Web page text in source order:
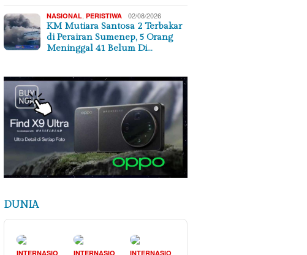
NASIONAL ,PERISTIWA 02/08/2026
KM Mutiara Santosa 2 Terbakar
di Perairan Sumenep, 5 Orang
Meninggal 41 Belum Di…
DUNIA
INTERNASIO
INTERNASIO
INTERNASIO